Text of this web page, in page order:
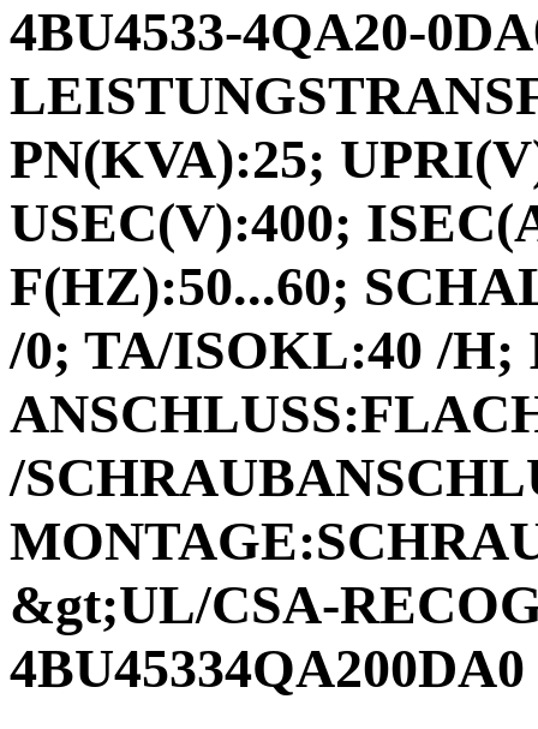
4BU4533-4QA20-
PN(KVA):25;
USEC(V):400;
F(HZ):50...60;
/0; TA/ISOKL:40 /H;
/
&gt;UL/CSA-